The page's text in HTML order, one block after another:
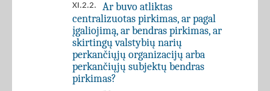
XI.2.2.
Ar buvo atliktas
centralizuotas pirkimas, ar pagal
įgaliojimą, ar bendras pirkimas, ar
skirtingų valstybių narių
perkančiųjų organizacijų arba
perkančiųjų subjektų bendras
pirkimas?